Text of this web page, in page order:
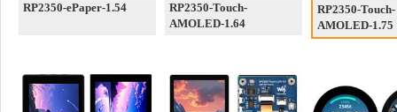
RP2350-ePaper-1.54
RP2350-Touch-
AMOLED-1.64
RP2350-Touch-
AMOLED-1.75